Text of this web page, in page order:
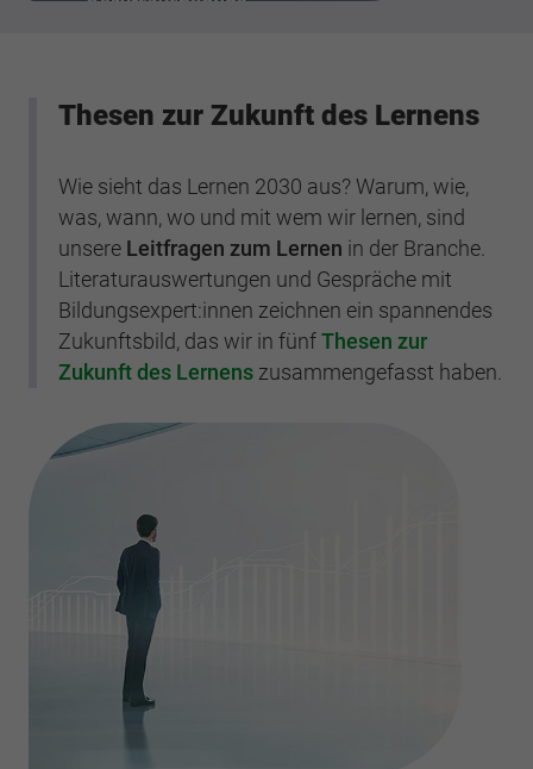
Thesen zur Zukunft des Lernens
Wie sieht das Lernen 2030 aus? Warum, wie,
was, wann, wo und mit wem wir lernen, sind
unsere Leitfragen zum Lernen in der Branche.
Literaturauswertungen und Gespräche mit
Bildungsexpert:innen zeichnen ein spannendes
Zukunftsbild, das wir in fünfThesen zur
Zukunft des Lernenszusammengefasst haben.